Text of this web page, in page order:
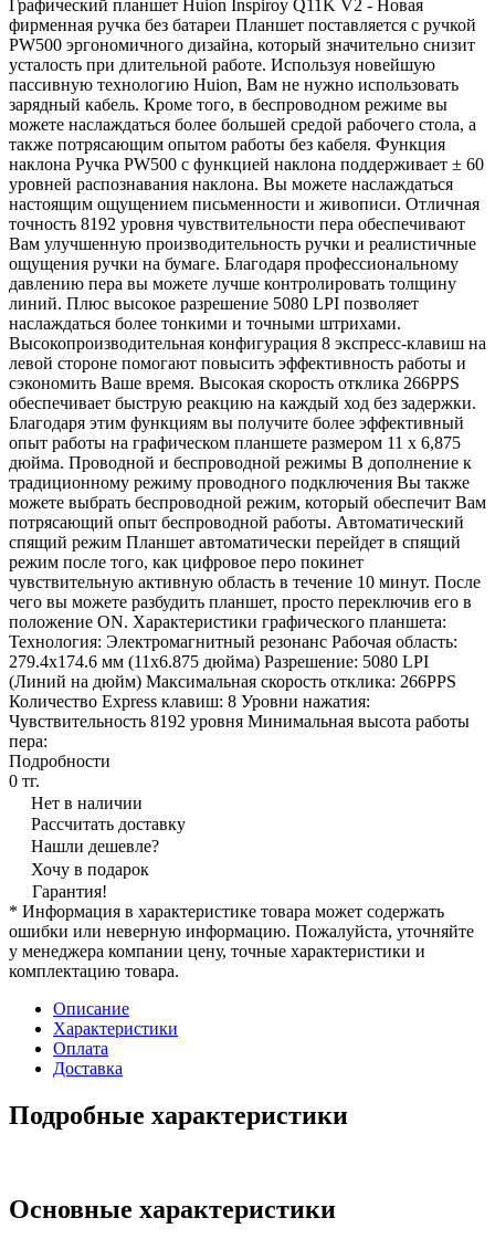
Графический планшет Huion Inspiroy Q11K V2 - Новая
фирменная ручка без батареи Планшет поставляется с ручкой
PW500 эргономичного дизайна, который значительно снизит
усталость при длительной работе. Используя новейшую
пассивную технологию Huion, Вам не нужно использовать
зарядный кабель. Кроме того, в беспроводном режиме вы
можете наслаждаться более большей средой рабочего стола, а
также потрясающим опытом работы без кабеля. Функция
наклона Ручка PW500 с функцией наклона поддерживает ± 60
уровней распознавания наклона. Вы можете наслаждаться
настоящим ощущением письменности и живописи. Отличная
точность 8192 уровня чувствительности пера обеспечивают
Вам улучшенную производительность ручки и реалистичные
ощущения ручки на бумаге. Благодаря профессиональному
давлению пера вы можете лучше контролировать толщину
линий. Плюс высокое разрешение 5080 LPI позволяет
наслаждаться более тонкими и точными штрихами.
Высокопроизводительная конфигурация 8 экспресс-клавиш на
левой стороне помогают повысить эффективность работы и
сэкономить Ваше время. Высокая скорость отклика 266PPS
обеспечивает быструю реакцию на каждый ход без задержки.
Благодаря этим функциям вы получите более эффективный
опыт работы на графическом планшете размером 11 x 6,875
дюйма. Проводной и беспроводной режимы В дополнение к
традиционному режиму проводного подключения Вы также
можете выбрать беспроводной режим, который обеспечит Вам
потрясающий опыт беспроводной работы. Автоматический
спящий режим Планшет автоматически перейдет в спящий
режим после того, как цифровое перо покинет
чувствительную активную область в течение 10 минут. После
чего вы можете разбудить планшет, просто переключив его в
положение ON. Характеристики графического планшета:
Технология: Электромагнитный резонанс Рабочая область:
279.4x174.6 мм (11x6.875 дюйма) Разрешение: 5080 LPI
(Линий на дюйм) Максимальная скорость отклика: 266PPS
Количество Express клавиш: 8 Уровни нажатия:
Чувствительность 8192 уровня Минимальная высота работы
пера:
Подробности
0 тг.
Нет в наличии
Рассчитать доставку
Нашли дешевле?
Хочу в подарок
Гарантия!
* Информация в характеристике товара может содержать
ошибки или неверную информацию. Пожалуйста, уточняйте
у менеджера компании цену, точные характеристики и
комплектацию товара.
Описание
Характеристики
Оплата
Доставка
Подробные характеристики
Основные характеристики